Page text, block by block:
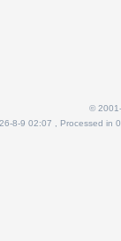
©
8-9 02:07 , Processed in